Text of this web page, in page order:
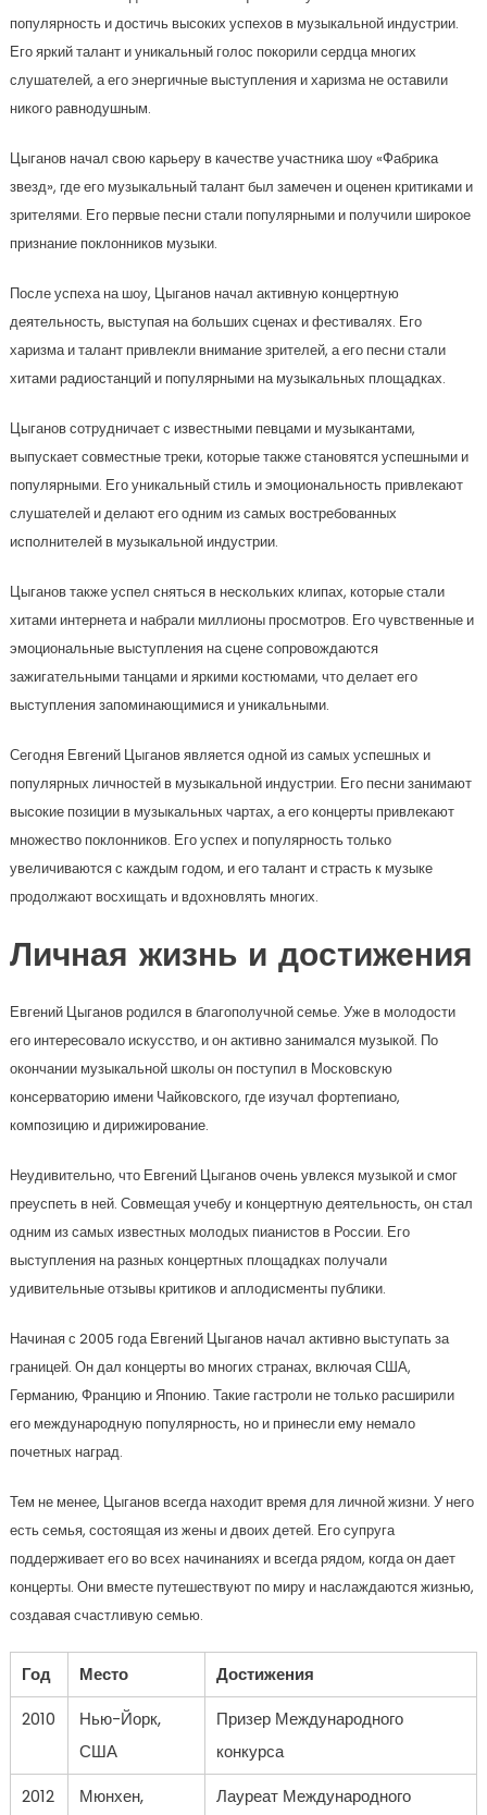
популярность и достичь высоких успехов в музыкальной индустрии.
Его яркий талант и уникальный голос покорили сердца многих
слушателей, а его энергичные выступления и харизма не оставили
никого равнодушным.
Цыганов начал свою карьеру в качестве участника шоу «Фабрика
звезд», где его музыкальный талант был замечен и оценен критиками и
зрителями. Его первые песни стали популярными и получили широкое
признание поклонников музыки.
После успеха на шоу, Цыганов начал активную концертную
деятельность, выступая на больших сценах и фестивалях. Его
харизма и талант привлекли внимание зрителей, а его песни стали
хитами радиостанций и популярными на музыкальных площадках.
Цыганов сотрудничает с известными певцами и музыкантами,
выпускает совместные треки, которые также становятся успешными и
популярными. Его уникальный стиль и эмоциональность привлекают
слушателей и делают его одним из самых востребованных
исполнителей в музыкальной индустрии.
Цыганов также успел сняться в нескольких клипах, которые стали
хитами интернета и набрали миллионы просмотров. Его чувственные и
эмоциональные выступления на сцене сопровождаются
зажигательными танцами и яркими костюмами, что делает его
выступления запоминающимися и уникальными.
Сегодня Евгений Цыганов является одной из самых успешных и
популярных личностей в музыкальной индустрии. Его песни занимают
высокие позиции в музыкальных чартах, а его концерты привлекают
множество поклонников. Его успех и популярность только
увеличиваются с каждым годом, и его талант и страсть к музыке
продолжают восхищать и вдохновлять многих.
Личная жизнь и достижения
Евгений Цыганов родился в благополучной семье. Уже в молодости
его интересовало искусство, и он активно занимался музыкой. По
окончании музыкальной школы он поступил в Московскую
консерваторию имени Чайковского, где изучал фортепиано,
композицию и дирижирование.
Неудивительно, что Евгений Цыганов очень увлекся музыкой и смог
преуспеть в ней. Совмещая учебу и концертную деятельность, он стал
одним из самых известных молодых пианистов в России. Его
выступления на разных концертных площадках получали
удивительные отзывы критиков и аплодисменты публики.
Начиная с 2005 года Евгений Цыганов начал активно выступать за
границей. Он дал концерты во многих странах, включая США,
Германию, Францию и Японию. Такие гастроли не только расширили
его международную популярность, но и принесли ему немало
почетных наград.
Тем не менее, Цыганов всегда находит время для личной жизни. У него
есть семья, состоящая из жены и двоих детей. Его супруга
поддерживает его во всех начинаниях и всегда рядом, когда он дает
концерты. Они вместе путешествуют по миру и наслаждаются жизнью,
создавая счастливую семью.
Год Место
Достижения
2010
Нью-Йорк,
США
Призер Международного
конкурса
2012
Мюнхен,
Лауреат Международного